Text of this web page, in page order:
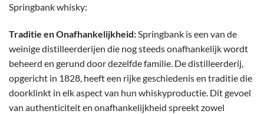
Springbank whisky:
Traditie en Onafhankelijkheid: Springbank is een van de
weinige distilleerderijen die nog steeds onafhankelijk wordt
beheerd en gerund door dezelfde familie. De distilleerderij,
opgericht in 1828, heeft een rijke geschiedenis en traditie die
doorklinkt in elk aspect van hun whiskyproductie. Dit gevoel
van authenticiteit en onafhankelijkheid spreekt zowel